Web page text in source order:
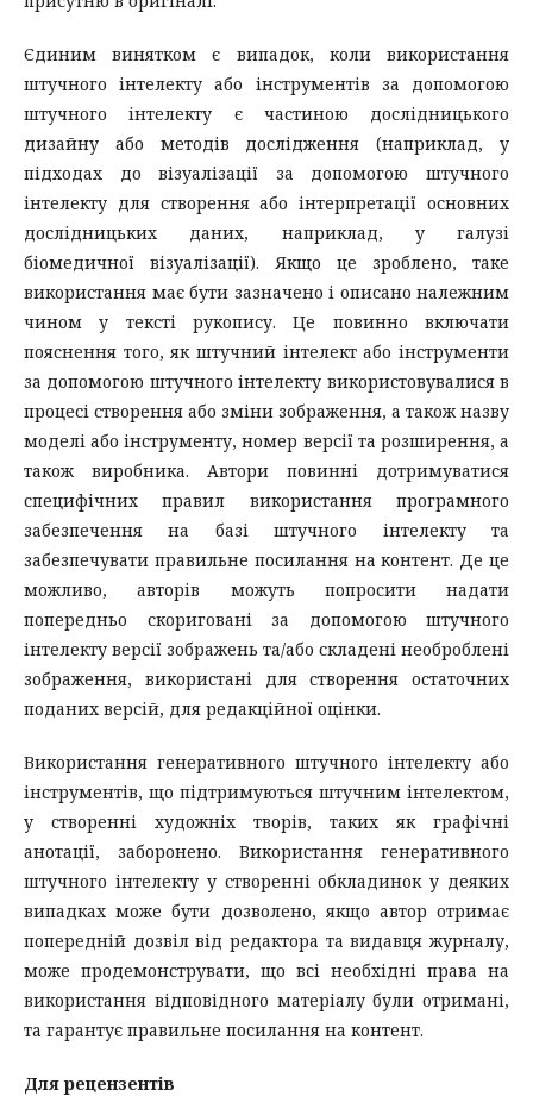
Єдиним винятком є ​​випадок, коли використання
штучного інтелекту або інструментів за допомогою
штучного інтелекту є частиною дослідницького
дизайну або методів дослідження (наприклад, у
підходах до візуалізації за допомогою штучного
інтелекту для створення або інтерпретації основних
дослідницьких даних, наприклад, у галузі
біомедичної візуалізації). Якщо це зроблено, таке
використання має бути зазначено і описано належним
чином у тексті рукопису. Це повинно включати
пояснення того, як штучний інтелект або інструменти
за допомогою штучного інтелекту використовувалися в
процесі створення або зміни зображення, а також назву
моделі або інструменту, номер версії та розширення, а
також виробника. Автори повинні дотримуватися
специфічних правил використання програмного
забезпечення на базі штучного інтелекту та
забезпечувати правильне посилання на контент. Де це
можливо, авторів можуть попросити надати
попередньо скориговані за допомогою штучного
інтелекту версії зображень та/або складені необроблені
зображення, використані для створення остаточних
поданих версій, для редакційної оцінки.
Використання генеративного штучного інтелекту або
інструментів, що підтримуються штучним інтелектом,
у створенні художніх творів, таких як графічні
анотації, заборонено. Використання генеративного
штучного інтелекту у створенні обкладинок у деяких
випадках може бути дозволено, якщо автор отримає
попередній дозвіл від редактора та видавця журналу,
може продемонструвати, що всі необхідні права на
використання відповідного матеріалу були отримані,
та гарантує правильне посилання на контент.
Для рецензентів